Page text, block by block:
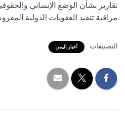
تقارير بشأن الوضع الإنساني
مراقبة تنفيذ العقوبات الدولية
التصنيفات: أخبار اليمن